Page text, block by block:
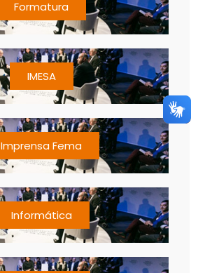
Formatura
IMESA
Imprensa Fema
Informática